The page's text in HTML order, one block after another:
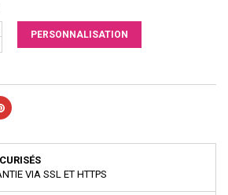
PERSONNALISATION
VIA SSL ET HTTPS